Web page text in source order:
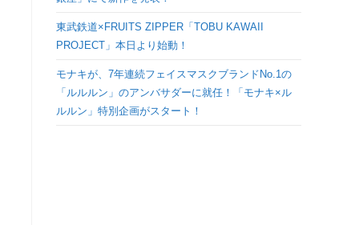
東武鉄道×FRUITS ZIPPER「TOBU KAWAII
PROJECT」本日より始動！
モナキが、7年連続フェイスマスクブランドNo.1の
「ルルルン」のアンバサダーに就任！「モナキ×ル
ルルン」特別企画がスタート！